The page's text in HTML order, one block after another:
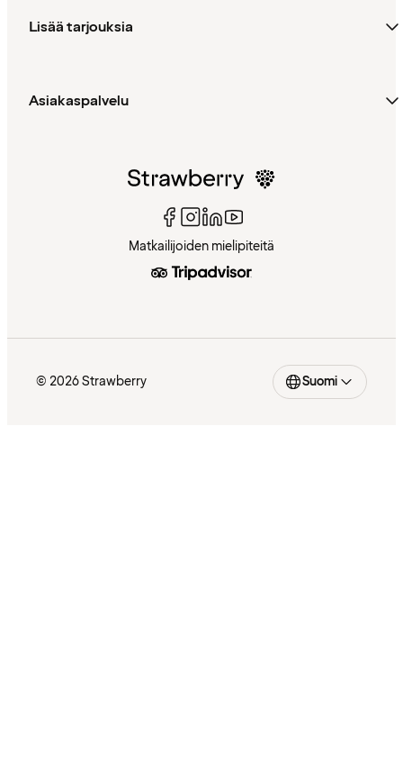
Lisää tarjouksia
Asiakaspalvelu
Matkailijoiden mielipiteitä
© 2026 Strawberry Suomi